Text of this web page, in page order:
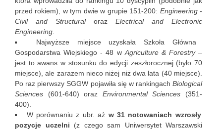
przed rokiem), w tym dwie w grupie 151-200: Engineering -
Civil and Structuraloraz Electrical and Electronic
Engineering.
Najwyższe miejsce uzyskała Szkoła Główna
Gospodarstwa Wiejskiego - 48 wAgriculture & Forestry–
jest to awans w stosunku do edycji zeszłorocznej (było 70
miejsce), ale zarazem nieco niżej niż dwa lata (40 miejsce).
Po raz pierwszy SGGW pojawiła się w rankingach Biological
Sciences (601-640) oraz Environmental Sciences (351-
400).
W porównaniu z ubr. aż w 31 notowaniach wzrosły
pozycje uczelni (z czego sam Uniwersytet Warszawski